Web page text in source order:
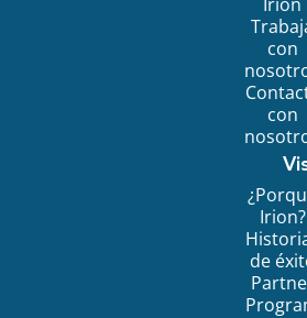
con
con
Irion?
de